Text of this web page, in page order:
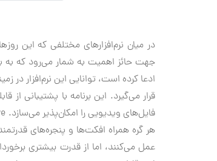
جهت حائز اهمیت به شمار می‌رود که به
ادعا کرده است، توانایی این نرم‌افزار
قرار می‌گیرد. این برنامه با پشتیبانی
هر گره همراه افکت‌ها و پنجره‌های
عمل می‌کنند، اما از قدرت بیشتری